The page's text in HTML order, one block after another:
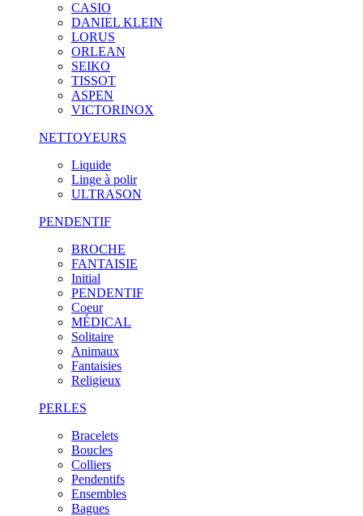
CASIO
DANIEL KLEIN
LORUS
ORLEAN
SEIKO
TISSOT
ASPEN
VICTORINOX
NETTOYEURS
Liquide
Linge à polir
ULTRASON
PENDENTIF
BROCHE
FANTAISIE
Initial
PENDENTIF
Coeur
MÉDICAL
Solitaire
Animaux
Fantaisies
Religieux
PERLES
Bracelets
Boucles
Colliers
Pendentifs
Ensembles
Bagues